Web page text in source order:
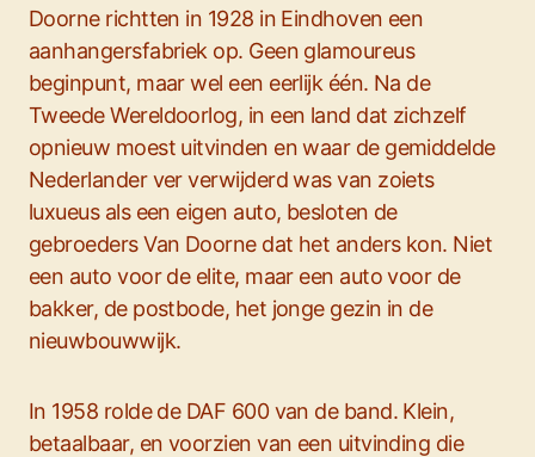
Doorne richtten in 1928 in Eindhoven een
aanhangersfabriek op. Geen glamoureus
beginpunt, maar wel een eerlijk één. Na de
Tweede Wereldoorlog, in een land dat zichzelf
opnieuw moest uitvinden en waar de gemiddelde
Nederlander ver verwijderd was van zoiets
luxueus als een eigen auto, besloten de
gebroeders Van Doorne dat het anders kon. Niet
een auto voor de elite, maar een auto voor de
bakker, de postbode, het jonge gezin in de
nieuwbouwwijk.
In 1958 rolde de DAF 600 van de band. Klein,
betaalbaar, en voorzien van een uitvinding die